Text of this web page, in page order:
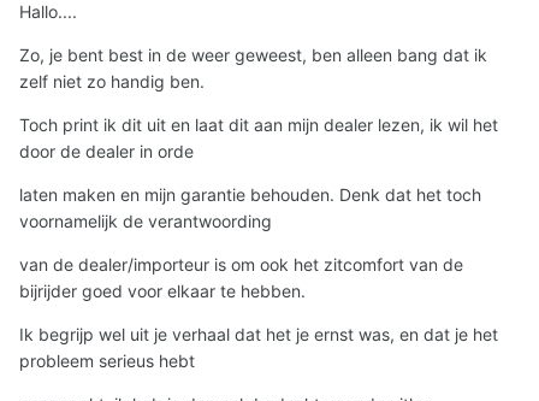
Hallo....
Zo, je bent best in de weer geweest, ben alleen bang dat ik
zelf niet zo handig ben.
Toch print ik dit uit en laat dit aan mijn dealer lezen, ik wil het
door de dealer in orde
laten maken en mijn garantie behouden. Denk dat het toch
voornamelijk de verantwoording
van de dealer/importeur is om ook het zitcomfort van de
bijrijder goed voor elkaar te hebben.
Ik begrijp wel uit je verhaal dat het je ernst was, en dat je het
probleem serieus hebt